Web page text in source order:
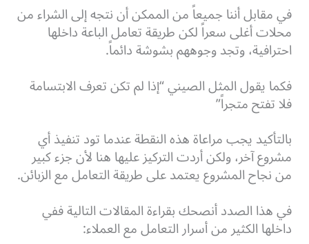
في مقابل أننا جميعاً من الممكن أن نتجه إلى الشراء من
محلات أغلى سعراً لكن طريقة تعامل الباعة داخلها
احترافية، وتجد وجوههم بشوشة دائماً.
فكما يقول المثل الصيني “إذا لم تكن تعرف الابتسامة
فلا تفتح متجراً”
بالتأكيد يجب مراعاة هذه النقطة عندما تود تنفيذ أي
مشروع آخر، ولكن أردت التركيز عليها هنا لأن جزء كبير
من نجاح المشروع يعتمد على طريقة التعامل مع الزبائن.
في هذا الصدد أنصحك بقراءة المقالات التالية ففي
داخلها الكثير من أسرار التعامل مع العملاء: